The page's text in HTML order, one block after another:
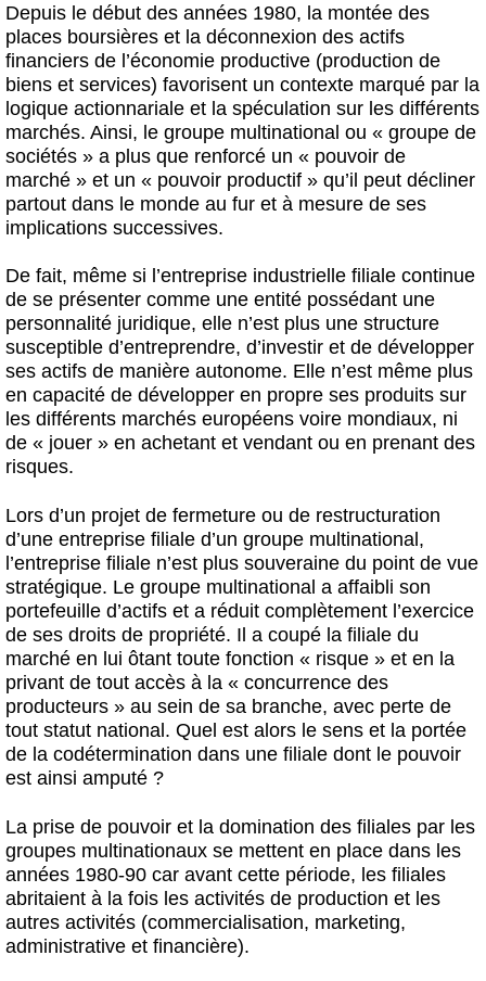
Depuis le début des années 1980, la montée des
places boursières et la déconnexion des actifs
financiers de l’économie productive (production de
biens et services) favorisent un contexte marqué par la
logique actionnariale et la spéculation sur les différents
marchés. Ainsi, le groupe multinational ou « groupe de
sociétés » a plus que renforcé un « pouvoir de
marché » et un « pouvoir productif » qu’il peut décliner
partout dans le monde au fur et à mesure de ses
implications successives.
De fait, même si l’entreprise industrielle filiale continue
de se présenter comme une entité possédant une
personnalité juridique, elle n’est plus une structure
susceptible d’entreprendre, d’investir et de développer
ses actifs de manière autonome. Elle n’est même plus
en capacité de développer en propre ses produits sur
les différents marchés européens voire mondiaux, ni
de « jouer » en achetant et vendant ou en prenant des
risques.
Lors d’un projet de fermeture ou de restructuration
d’une entreprise filiale d’un groupe multinational,
l’entreprise filiale n’est plus souveraine du point de vue
stratégique. Le groupe multinational a affaibli son
portefeuille d’actifs et a réduit complètement l’exercice
de ses droits de propriété. Il a coupé la filiale du
marché en lui ôtant toute fonction « risque » et en la
privant de tout accès à la « concurrence des
producteurs » au sein de sa branche, avec perte de
tout statut national. Quel est alors le sens et la portée
de la codétermination dans une filiale dont le pouvoir
est ainsi amputé ?
La prise de pouvoir et la domination des filiales par les
groupes multinationaux se mettent en place dans les
années 1980-90 car avant cette période, les filiales
abritaient à la fois les activités de production et les
autres activités (commercialisation, marketing,
administrative et financière).